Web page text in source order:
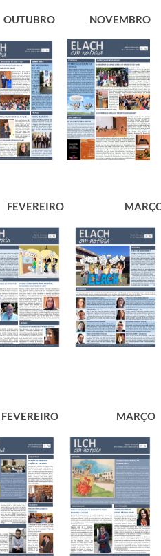
OUTUBRO NOVEMBRO
​FEVEREIRO
​FEVEREIRO ​MARÇO